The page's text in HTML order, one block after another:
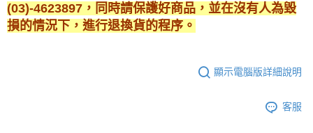
(03)-4623897，同時請保護好商品，並在沒有人為毀
損的情況下，進行退換貨的程序。
顯示電腦版詳細說明
客服